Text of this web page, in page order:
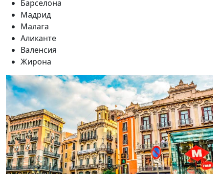
Барселона
Мадрид
Малага
Аликанте
Валенсия
Жирона